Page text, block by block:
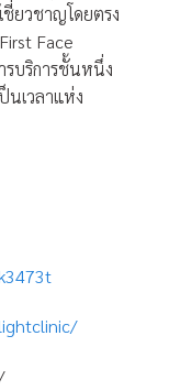
ยวชาญโดยตรง
Face
รบริการชั้นหนึ่ง
นเวลาแห่ง